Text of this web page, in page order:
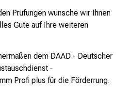
Prüfungen wünsche wir Ihnen
Gute auf Ihre weiteren
dem DAAD - Deutscher
-
Profi plus für die Förderrung.